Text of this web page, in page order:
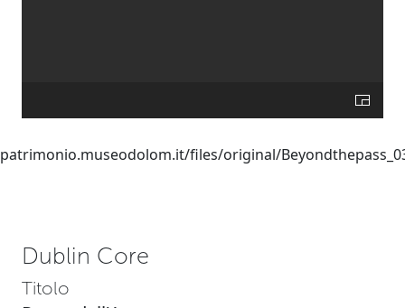
Dublin Core
Titolo